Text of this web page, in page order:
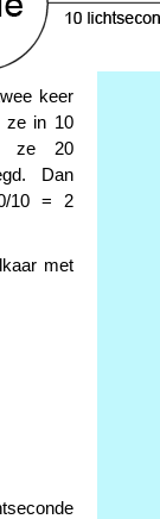
keer
ze in 10
ze 20
Dan
10 = 2
met